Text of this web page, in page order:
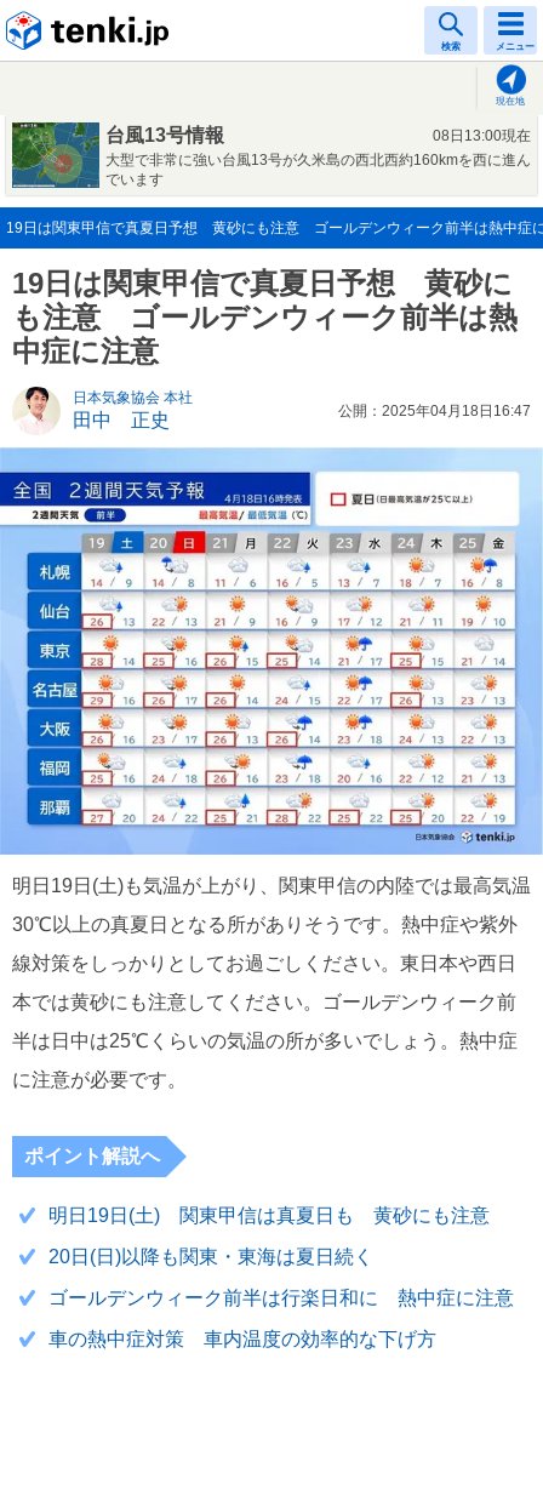
検索 メニュー
現在地
台風13号情報
08日13:00現在
大型で非常に強い台風13号が久米島の西北西約160kmを西に進ん
でいます
19日は関東甲信で真夏日予想 黄砂にも注意 ゴールデンウィーク前半は熱中症
19日は関東甲信で真夏日予想 黄砂に
も注意 ゴールデンウィーク前半は熱
中症に注意
日本気象協会 本社
田中 正史 公開：2025年04月18日16:47
明日19日(土)も気温が上がり、関東甲信の内陸では最高気温
30℃以上の真夏日となる所がありそうです。熱中症や紫外
線対策をしっかりとしてお過ごしください。東日本や西日
本では黄砂にも注意してください。ゴールデンウィーク前
半は日中は25℃くらいの気温の所が多いでしょう。熱中症
に注意が必要です。
ポイント解説へ
明日19日(土) 関東甲信は真夏日も 黄砂にも注意
20日(日)以降も関東・東海は夏日続く
ゴールデンウィーク前半は行楽日和に 熱中症に注意
車の熱中症対策 車内温度の効率的な下げ方